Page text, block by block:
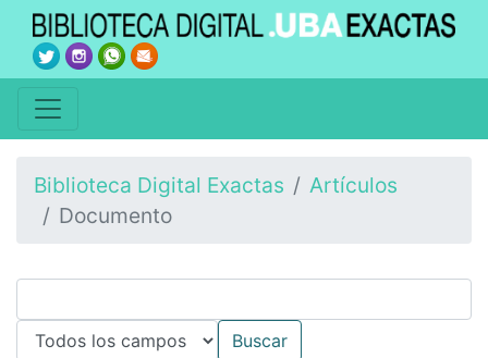
Biblioteca Digital Exactas
Artículos
Documento